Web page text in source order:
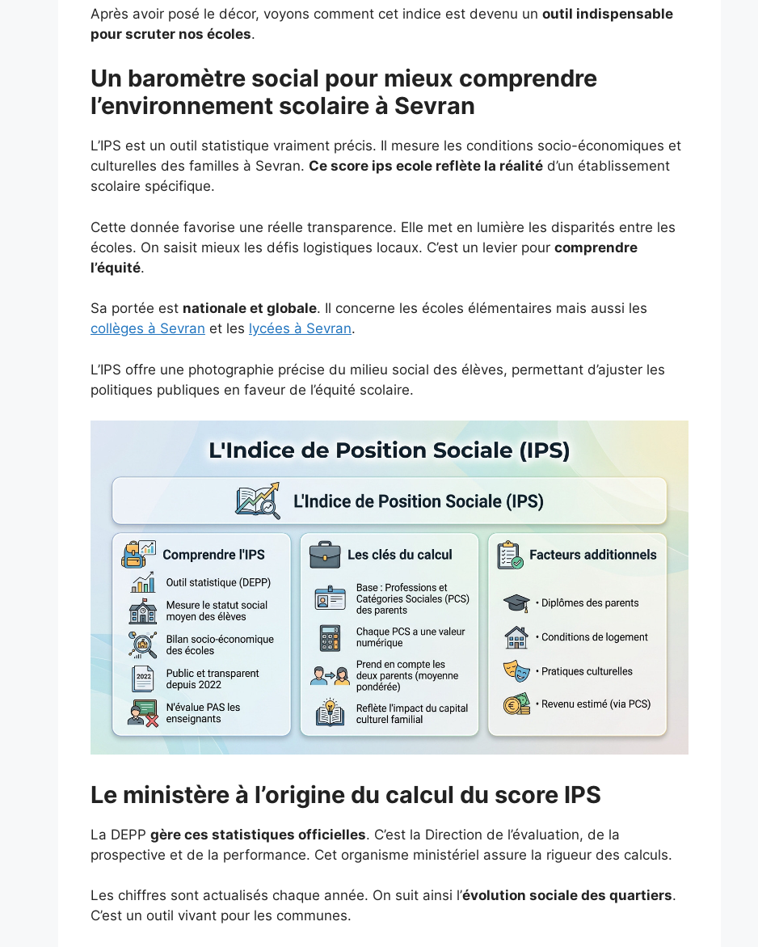
Après avoir posé le décor, voyons comment cet indice est devenu un outil indispensable
pour scruter nos écoles.
Un baromètre social pour mieux comprendre
l’environnement scolaire à Sevran
L’IPS est un outil statistique vraiment précis. Il mesure les conditions socio-économiques et
culturelles des familles à Sevran. Ce score ips ecole reflète la réalité d’un établissement
scolaire spécifique.
Cette donnée favorise une réelle transparence. Elle met en lumière les disparités entre les
écoles. On saisit mieux les défis logistiques locaux. C’est un levier pour comprendre
l’équité.
Sa portée est nationale et globale. Il concerne les écoles élémentaires mais aussi les
collèges à Sevran et les lycées à Sevran.
L’IPS offre une photographie précise du milieu social des élèves, permettant d’ajuster les
politiques publiques en faveur de l’équité scolaire.
Le ministère à l’origine du calcul du score IPS
La DEPP gère ces statistiques officielles. C’est la Direction de l’évaluation, de la
prospective et de la performance. Cet organisme ministériel assure la rigueur des calculs.
Les chiffres sont actualisés chaque année. On suit ainsi l’évolution sociale des quartiers.
C’est un outil vivant pour les communes.